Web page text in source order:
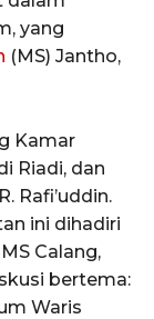
yang
(MS) Jantho,
Kamar
Riadi, dan
Rafi’uddin.
ini dihadiri
Calang,
bertema:
Waris